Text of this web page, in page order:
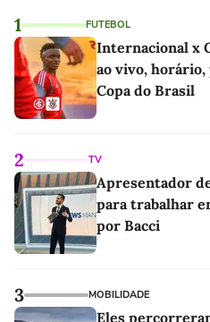
1 FUTEBOL
Internacional x
ao vivo, horário,
Copa do Brasil
2 TV
Apresentador
para trabalhar
por Bacci
3 MOBILIDADE
Eles